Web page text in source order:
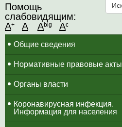
Помощь
слабовидящим:
A+ A- Abig Ac
Общие сведения
Нормативные правовые акты
Органы власти
Коронавирусная инфекция.
Информация для населения